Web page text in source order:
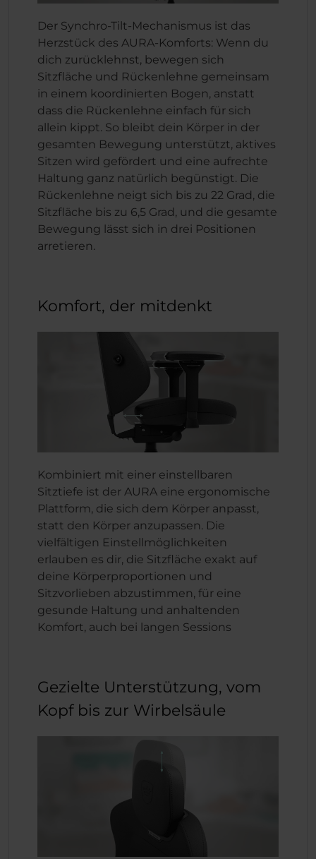
Der Synchro-Tilt-Mechanismus ist das
Herzstück des AURA-Komforts: Wenn du
dich zurücklehnst, bewegen sich
Sitzfläche und Rückenlehne gemeinsam
in einem koordinierten Bogen, anstatt
dass die Rückenlehne einfach für sich
allein kippt. So bleibt dein Körper in der
gesamten Bewegung unterstützt, aktives
Sitzen wird gefördert und eine aufrechte
Haltung ganz natürlich begünstigt. Die
Rückenlehne neigt sich bis zu 22 Grad, die
Sitzfläche bis zu 6,5 Grad, und die gesamte
Bewegung lässt sich in drei Positionen
arretieren.
Komfort, der mitdenkt
Kombiniert mit einer einstellbaren
Sitztiefe ist der AURA eine ergonomische
Plattform, die sich dem Körper anpasst,
statt den Körper anzupassen. Die
vielfältigen Einstellmöglichkeiten
erlauben es dir, die Sitzfläche exakt auf
deine Körperproportionen und
Sitzvorlieben abzustimmen, für eine
gesunde Haltung und anhaltenden
Komfort, auch bei langen Sessions
Gezielte Unterstützung, vom
Kopf bis zur Wirbelsäule